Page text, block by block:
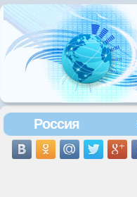
Россия